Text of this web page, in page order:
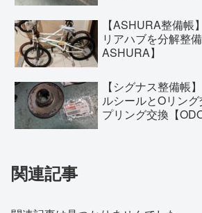
【ASHURA整備帳
リアハブを分解整
ASHURA】
【シグナス整備帳
ルシールとOリン
プリング交換【
関連記事